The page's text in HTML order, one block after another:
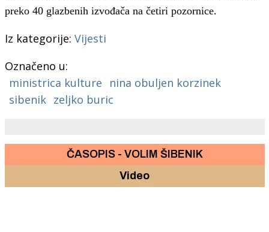
preko 40 glazbenih izvođača na četiri pozornice.
Iz kategorije: Vijesti
Označeno u:
ministrica kulture
nina obuljen korzinek
sibenik zeljko buric
ČASOPIS - VOLIM ŠIBENIK
Video